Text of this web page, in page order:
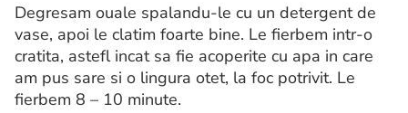
Degresam ouale spalandu-le cu un detergent de
vase, apoi le clatim foarte bine. Le fierbem intr-o
cratita, astefl incat sa fie acoperite cu apa in care
am pus sare si o lingura otet, la foc potrivit. Le
fierbem 8 – 10 minute.